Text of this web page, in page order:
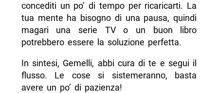
concediti un po’ di tempo per ricaricarti. La
tua mente ha bisogno di una pausa, quindi
magari una serie TV o un buon libro
potrebbero essere la soluzione perfetta.
In sintesi, Gemelli, abbi cura di te e segui il
flusso. Le cose si sistemeranno, basta
avere un po’ di pazienza!